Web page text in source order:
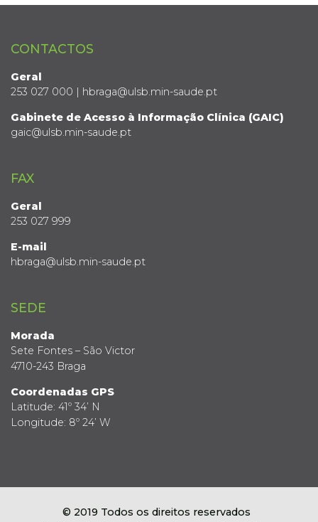
CONTACTOS
Geral
253 027 000 | hbraga@ulsb.min-saude.pt
Gabinete de Acesso à Informação Clínica (GAIC)
gaic@ulsb.min-saude.pt
FAX
Geral
253 027 999
E-mail
hbraga@ulsb.min-saude.pt
SEDE
Morada
Sete Fontes – São Victor
4710-243 Braga
Coordenadas GPS
Latitude: 41º 34’ N
Longitude: 8º 24’ W
© 2019 Todos os direitos reservados